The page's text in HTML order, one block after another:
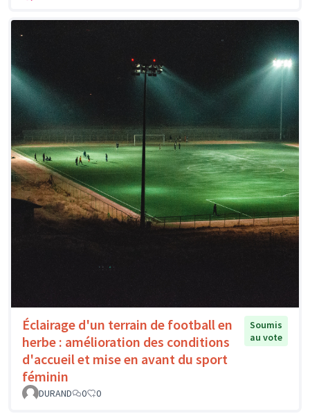
Éclairage d'un terrain de football en
herbe : amélioration des conditions
d'accueil et mise en avant du sport
féminin
Soumis
au vote
DURAND 0 0